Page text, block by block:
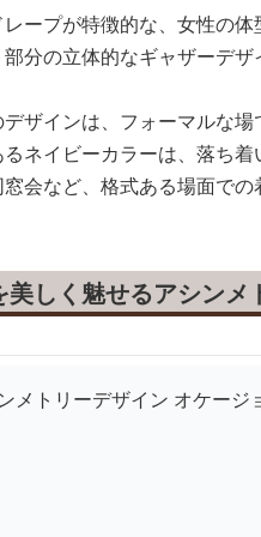
ープが特徴的な、女性の体
分の立体的なギャザーデ
ザインは、フォーマルな場
ネイビーカラーは、落ち
会など、格式ある場面での
美しく魅せるアシン